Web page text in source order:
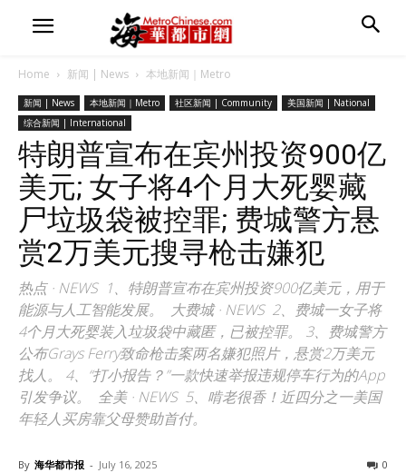
Home 新闻 | News 本地新闻｜Metro
新闻 | News 本地新闻｜Metro 社区新闻 | Community
美国新闻 | National
综合新闻 | International
特朗普宣布在宾州投资900亿
美元; 女子将4个月大死婴藏
尸垃圾袋被控罪; 费城警方悬
赏2万美元搜寻枪击嫌犯
热点 · NEWS 1、特朗普宣布在宾州投资900亿美元，用于
能源与人工智能发展。 大费城 · NEWS 2、费城一女子将
4个月大死婴装入垃圾袋中藏匿，已被控罪。 3、费城警方
公布Grays Ferry致命枪击案两名嫌犯照片，悬赏2万美元
找人。 4、“打小报告？”一款快速举报违规停车行为的App
引发争议。 全美 · NEWS 5、啃老很香！近四分之一美国
年轻人买房靠父母赞助首付。
By 海华都市报 - July 16, 2025 0